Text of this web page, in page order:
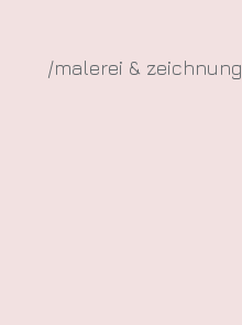
/malerei & zeichnung